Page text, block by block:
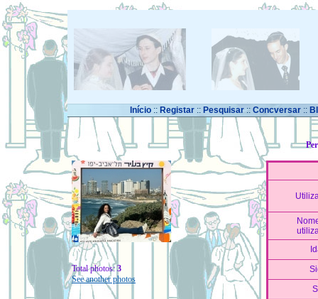
Início :: Registar:: Pesquisar :: Concversar ::
Total photos: 3
See another photos